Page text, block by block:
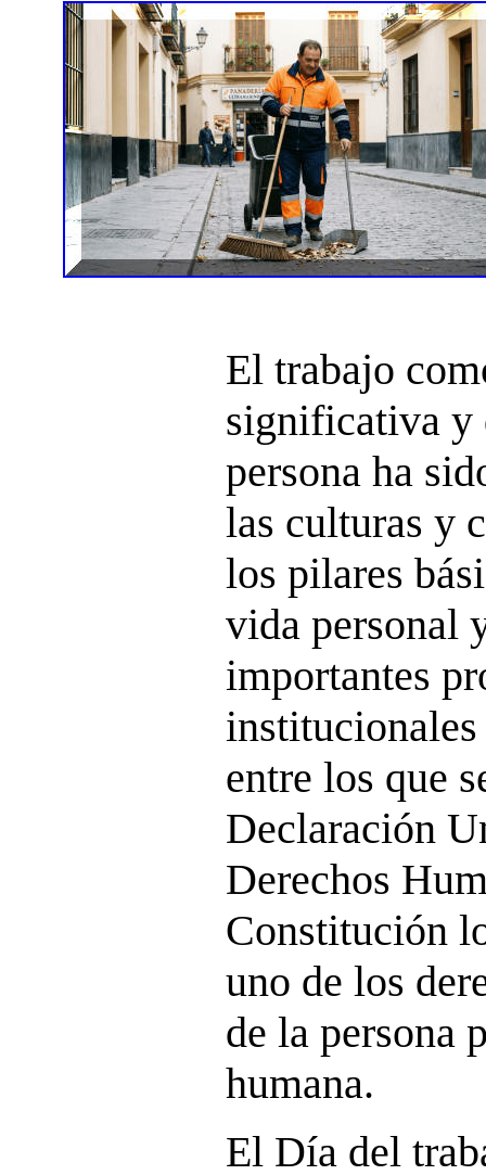
El trabajo
significativa y
persona ha
las culturas y
los pilares
vida personal
importantes
entre los que
Declaración
Derechos
Constitución
uno de los
de la persona
humana.
El Día del